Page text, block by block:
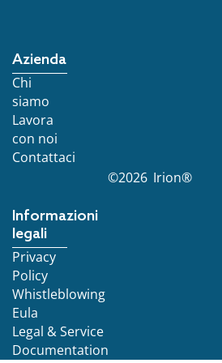
Azienda
Chi
siamo
Lavora
con noi
Contattaci
Informazioni
legali
Privacy
Policy
Whistleblowing
Eula
Legal & Service
Documentation
©2026 Irion®